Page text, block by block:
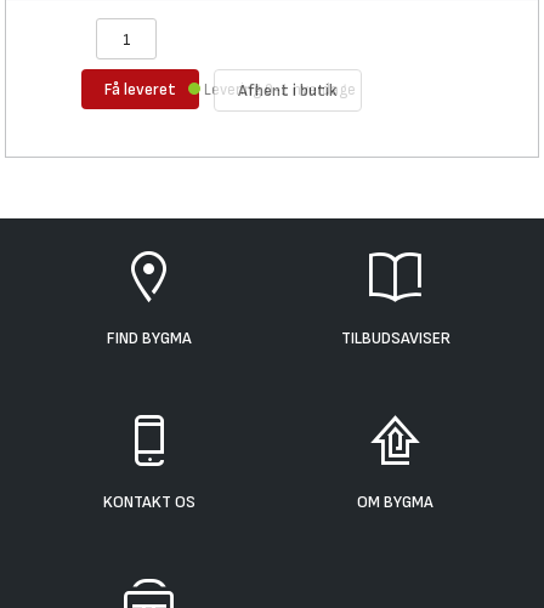
Få leveret Afhent i butik
Levering 0-1 hverdage
FIND BYGMA TILBUDSAVISER
KONTAKT OS OM BYGMA